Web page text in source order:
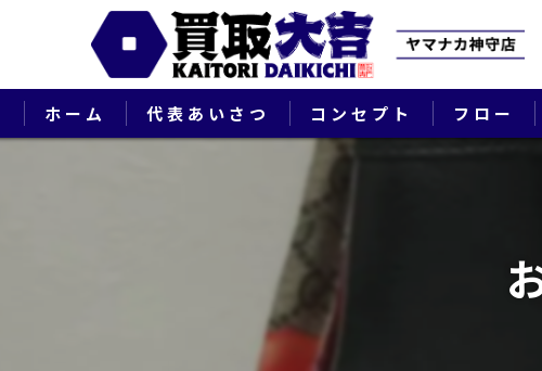
ホーム 代表あいさつ コンセプト フロー